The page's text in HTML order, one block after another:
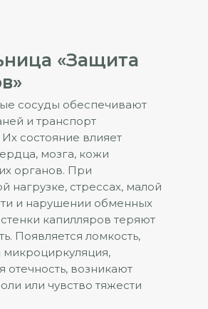
«Защита
сосуды обеспечивают
и транспорт
состояние влияет
мозга, кожи
органов. При
нагрузке, стрессах, малой
и нарушении обменных
капилляров теряют
Появляется ломкость,
микроциркуляция,
отечность, возникают
или чувство тяжести